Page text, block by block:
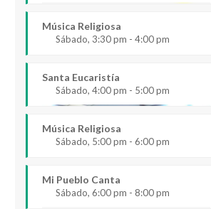
Música Religiosa
Sábado, 3:30 pm - 4:00 pm
Santa Eucaristía
Sábado, 4:00 pm - 5:00 pm
Música Religiosa
Sábado, 5:00 pm - 6:00 pm
Mi Pueblo Canta
Sábado, 6:00 pm - 8:00 pm